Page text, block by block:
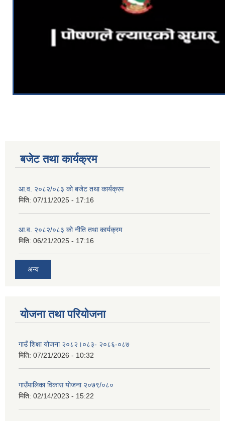
बजेट तथा कार्यक्रम
आ.व. २०८२/०८३ को बजेट तथा कार्यक्रम
मिति: 07/11/2025 - 17:16
आ.व. २०८२/०८३ को नीति तथा कार्यक्रम
मिति: 06/21/2025 - 17:16
अन्य
योजना तथा परियोजना
गाउँ शिक्षा योजना २०८२।०८३- २०८६-०८७
मिति: 07/21/2026 - 10:32
गाउँपालिका विकास योजना २०७९/०८०
मिति: 02/14/2023 - 15:22